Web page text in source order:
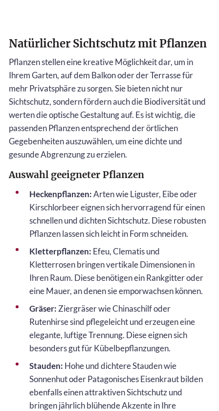
Natürlicher Sichtschutz mit Pflanzen
Pflanzen stellen eine kreative Möglichkeit dar, um in
Ihrem Garten, auf dem Balkon oder der Terrasse für
mehr Privatsphäre zu sorgen. Sie bieten nicht nur
Sichtschutz, sondern fördern auch die Biodiversität und
werten die optische Gestaltung auf. Es ist wichtig, die
passenden Pflanzen entsprechend der örtlichen
Gegebenheiten auszuwählen, um eine dichte und
gesunde Abgrenzung zu erzielen.
Auswahl geeigneter Pflanzen
Heckenpflanzen:Arten wie Liguster, Eibe oder
Kirschlorbeer eignen sich hervorragend für einen
schnellen und dichten Sichtschutz. Diese robusten
Pflanzen lassen sich leicht in Form schneiden.
Kletterpflanzen: Efeu, Clematis und
Kletterrosen bringen vertikale Dimensionen in
Ihren Raum. Diese benötigen ein Rankgitter oder
eine Mauer, an denen sie emporwachsen können.
Gräser: Ziergräser wie Chinaschilf oder
Rutenhirse sind pflegeleicht und erzeugen eine
elegante, luftige Trennung. Diese eignen sich
besonders gut für Kübelbepflanzungen.
Stauden: Hohe und dichtere Stauden wie
Sonnenhut oder Patagonisches Eisenkraut bilden
ebenfalls einen attraktiven Sichtschutz und
bringen jährlich blühende Akzente in Ihre